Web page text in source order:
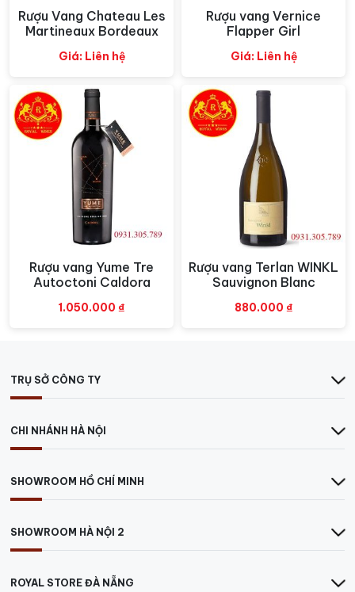
– 20°C, giúp tôn lên hương vị và cấu trúc của rượu.
Xem nhanh
Rượu Vang Chateau Les
Martineaux Bordeaux
Giá: Liên hệ
Xem nhanh
Rượu vang Vernice
Flapper Girl
Giá: Liên hệ
Xem nhanh
Rượu vang Yume Tre
Autoctoni Caldora
1.050.000 ₫
Xem nhanh
Rượu vang Terlan WINKL
Sauvignon Blanc
880.000 ₫
TRỤ SỞ CÔNG TY
CHI NHÁNH HÀ NỘI
SHOWROOM HỒ CHÍ MINH
SHOWROOM HÀ NỘI 2
ROYAL STORE ĐÀ NẴNG